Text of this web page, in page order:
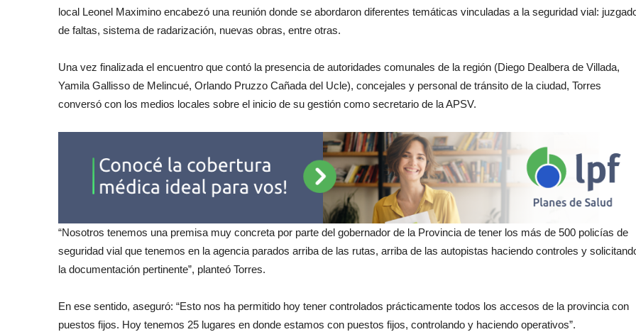
local Leonel Maximino encabezó una reunión donde se abordaron diferentes temáticas vinculadas a la seguridad vial:
de faltas, sistema de radarización, nuevas obras, entre otras.
Una vez finalizada el encuentro que contó la presencia de autoridades comunales de la región (Diego Dealbera de Villada,
Yamila Gallisso de Melincué, Orlando Pruzzo Cañada del Ucle), concejales y personal de tránsito de la ciudad, Torres
conversó con los medios locales sobre el inicio de su gestión como secretario de la APSV.
“Nosotros tenemos una premisa muy concreta por parte del gobernador de la Provincia de tener los más de 500 policías de
seguridad vial que tenemos en la agencia parados arriba de las rutas, arriba de las autopistas haciendo controles y
la documentación pertinente”, planteó Torres.
En ese sentido, aseguró: “Esto nos ha permitido hoy tener controlados prácticamente todos los accesos de la provincia con
puestos fijos. Hoy tenemos 25 lugares en donde estamos con puestos fijos, controlando y haciendo operativos”.